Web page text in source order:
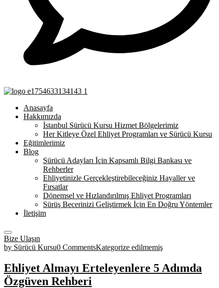
Anasayfa
Hakkımızda
İstanbul Sürücü Kursu Hizmet Bölgelerimiz
Her Kitleye Özel Ehliyet Programları ve Sürücü Kursu
Eğitimlerimiz
Blog
Sürücü Adayları İçin Kapsamlı Bilgi Bankası ve
Rehberler
Ehliyetinizle Gerçekleştirebileceğiniz Hayaller ve
Fırsatlar
Dönemsel ve Hızlandırılmış Ehliyet Programları
Sürüş Becerinizi Geliştirmek İçin En Doğru Yöntemler
İletişim
Bize Ulaşın
by Sürücü Kursu0 CommentsKategorize edilmemiş
Ehliyet Almayı Erteleyenlere 5 Adımda
Özgüven Rehberi